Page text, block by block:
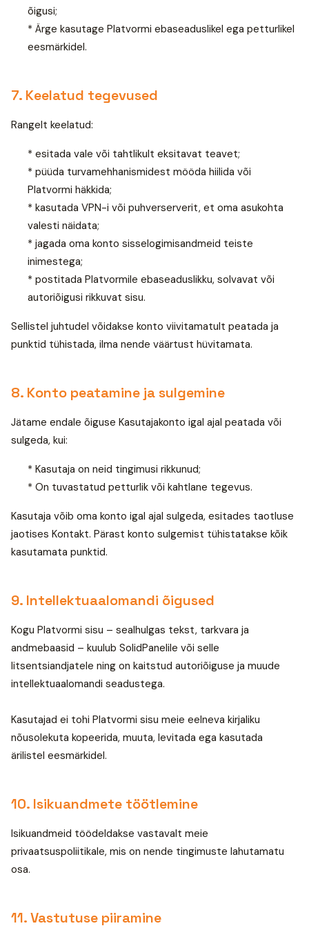
õigusi;
* Ärge kasutage Platvormi ebaseaduslikel ega petturlikel
eesmärkidel.
7. Keelatud tegevused
Rangelt keelatud:
* esitada vale või tahtlikult eksitavat teavet;
* püüda turvamehhanismidest mööda hiilida või
Platvormi häkkida;
* kasutada VPN-i või puhverserverit, et oma asukohta
valesti näidata;
* jagada oma konto sisselogimisandmeid teiste
inimestega;
* postitada Platvormile ebaseaduslikku, solvavat või
autoriõigusi rikkuvat sisu.
Sellistel juhtudel võidakse konto viivitamatult peatada ja
punktid tühistada, ilma nende väärtust hüvitamata.
8. Konto peatamine ja sulgemine
Jätame endale õiguse Kasutajakonto igal ajal peatada või
sulgeda, kui:
* Kasutaja on neid tingimusi rikkunud;
* On tuvastatud petturlik või kahtlane tegevus.
Kasutaja võib oma konto igal ajal sulgeda, esitades taotluse
jaotises Kontakt. Pärast konto sulgemist tühistatakse kõik
kasutamata punktid.
9. Intellektuaalomandi õigused
Kogu Platvormi sisu – sealhulgas tekst, tarkvara ja
andmebaasid – kuulub SolidPanelile või selle
litsentsiandjatele ning on kaitstud autoriõiguse ja muude
intellektuaalomandi seadustega.
Kasutajad ei tohi Platvormi sisu meie eelneva kirjaliku
nõusolekuta kopeerida, muuta, levitada ega kasutada
ärilistel eesmärkidel.
10. Isikuandmete töötlemine
Isikuandmeid töödeldakse vastavalt meie
privaatsuspoliitikale, mis on nende tingimuste lahutamatu
osa.
11. Vastutuse piiramine